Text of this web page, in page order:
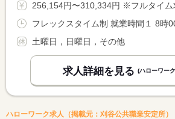
256,154円〜310,334円 ※フルタイム求人の場合は月額（換算額）、パート求人
土曜日，日曜日，その他
求人詳細を見る (ハローワー
ハローワーク求人（掲載元：刈谷公共職業安定所）